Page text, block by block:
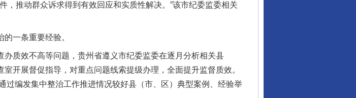
，推动群众诉求得到有效回应和实质性解决。”该市纪委监委相关
一条重要经验。
质效不高等问题，贵州省遵义市纪委监委在逐月分析相关县
开展督促指导，对重点问题线索提级办理，全面提升监督质效。
过编发集中整治工作推进情况较好县（市、区）典型案例、经验举